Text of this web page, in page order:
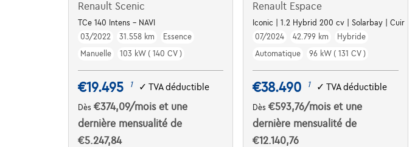
Renault Scenic
TCe 140 Intens - NAVI
03/2022
31.558 km
Essence
Manuelle
103 kW ( 140 CV )
€19.495 1 ✓ TVA déductible
Dès €374,09/mois et une
dernière mensualité de
€5.247,84
Renault Espace
Iconic | 1.2 Hybrid 200 cv | Solarbay | Cuir |
07/2024
42.799 km
Hybride
Automatique
96 kW ( 131 CV )
€38.490 1 ✓TVA déductible
Dès€593,76/moiset une
dernière mensualité de
€12.140,76